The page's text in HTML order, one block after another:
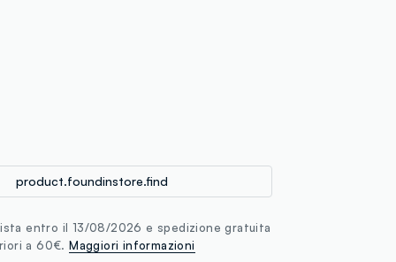
product.foundinstore.find
entro il 13/08/2026 e spedizione gratuita
a 60€.Maggiori informazioni